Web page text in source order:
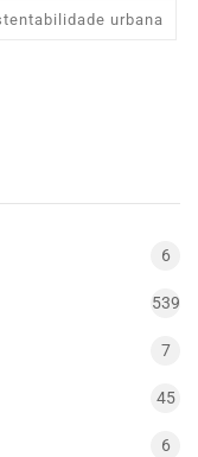
urbana
6
539
7
45
6